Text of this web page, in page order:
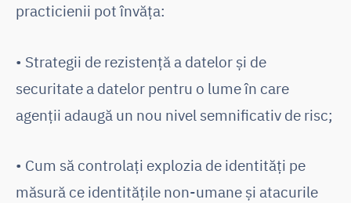
practicienii pot învăța:
• Strategii de rezistență a datelor și de
securitate a datelor pentru o lume în care
agenții adaugă un nou nivel semnificativ de risc;
• Cum să controlați explozia de identități pe
măsură ce identitățile non-umane și atacurile